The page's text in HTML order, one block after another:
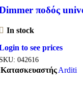
ποδός
In stock
to see prices
042616
ΚατασκευαστήςArditi